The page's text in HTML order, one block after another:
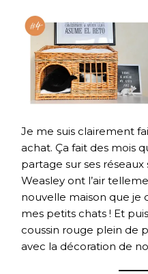
Je me suis clairement
achat. Ça fait des mois
partage sur ses
Weasley ont l’air
nouvelle maison que je
mes petits chats ! Et
coussin rouge plein de
avec la décoration de